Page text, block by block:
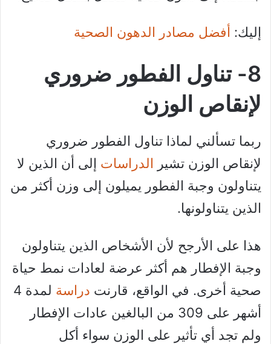
إليك: أفضل مصادر الدهون الصحية
8- تناول الفطور ضروري
لإنقاص الوزن
ربما تسألني لماذا تناول الفطور ضروري
لإنقاص الوزن تشير الدراسات إلى أن الذين لا
يتناولون وجبة الفطور يميلون إلى وزن أكثر من
الذين يتناولونها.
هذا على الأرجح لأن الأشخاص الذين يتناولون
وجبة الإفطار هم أكثر عرضة لعادات نمط حياة
صحية أخرى. في الواقع، قارنت دراسة
لمدة 4
أشهر على 309 من البالغين عادات الإفطار
ولم تجد أي تأثير على الوزن سواء أكل